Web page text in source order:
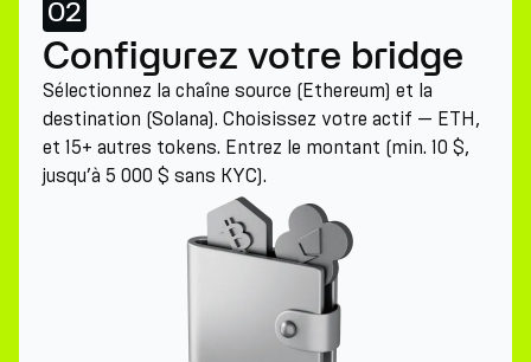
02
Configurez votre bridge
Sélectionnez la chaîne source (Ethereum) et la
destination (Solana). Choisissez votre actif — ETH,
et 15+ autres tokens. Entrez le montant (min. 10 $,
jusqu’à 5 000 $ sans KYC).